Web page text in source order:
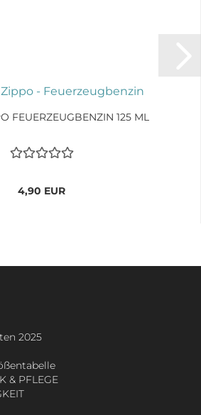
FEUERZEUGBENZIN 125 ML
4,90 EUR
2025
& PFLEGE